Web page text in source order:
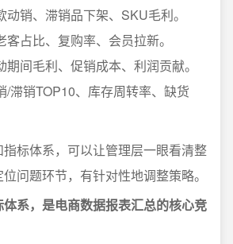
动销、滞销品下架、SKU毛利。
占比、复购率、会员拉新。
期间毛利、促销成本、利润贡献。
/滞销TOP10、库存周转率、缺货
标体系，可以让管理层一眼看清整
问题环节，有针对性地调整策略。
系，是电商数据报表汇总的核心竞